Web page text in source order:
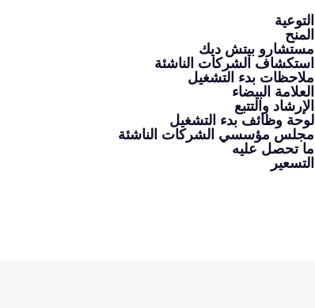
التوعية
المنح
مستشارو بيتش ديك
استكشاف الشركات الناشئة
ملاحظات بدء التشغيل
العلامة البيضاء
الإرشاد والتتبع
لوحة وظائف بدء التشغيل
مجلس مؤسسي الشركات الناشئة
ما تحصل عليه
التسعير